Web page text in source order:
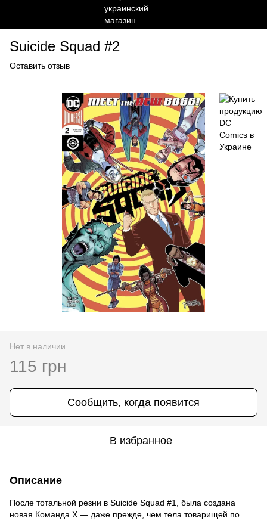
Suicide Squad #2
Оставить отзыв
Нет в наличии
115 грн
Сообщить, когда появится
В избранное
Описание
После тотальной резни в Suicide Squad #1, была создана
новая Команда X — даже прежде, чем тела товарищей по